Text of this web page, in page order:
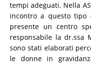
tempi adeguati. Nella
incontro a questo
presente un centro
responsabile la dr.ssa
sono stati elaborati
le donne in